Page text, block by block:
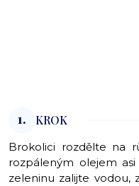
1. KROK
Brokolici rozdělte na
rozpáleným olejem
zeleninu zalijte vodou,